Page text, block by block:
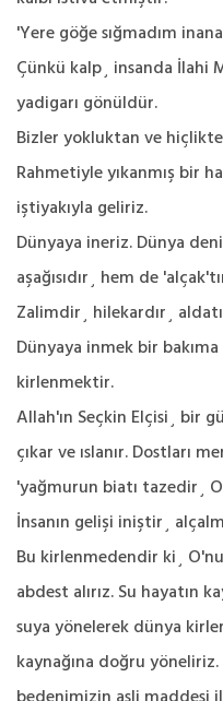
'Yere göğe sığmadım
Çünkü kalp¸ insanda İlahi
yadigarı gönüldür.
Bizler yokluktan ve
Rahmetiyle yıkanmış bir
iştiyakıyla geliriz.
Dünyaya ineriz. Dünya
aşağısıdır¸ hem de
Zalimdir¸ hilekardır¸
Dünyaya inmek bir bakıma
kirlenmektir.
Allah'ın Seçkin Elçisi¸ bir
çıkar ve ıslanır. Dostları
'yağmurun biatı tazedir¸
İnsanın gelişi iniştir¸
Bu kirlenmedendir ki¸
abdest alırız. Su hayatın
suya yönelerek dünya
kaynağına doğru